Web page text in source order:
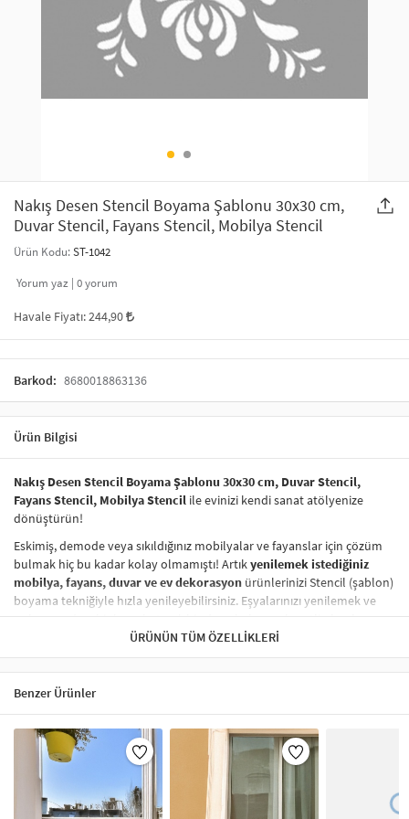
SAÇ AKSESUARLARI
GELİN / DÜĞÜN AKSESUARLARI
ŞAL VE FULAR
ODA KOKUSU VE MUM
YILBAŞI ÜRÜNLERİ
Nakış Desen Stencil Boyama Şablonu 30x30 cm,
Duvar Stencil, Fayans Stencil, Mobilya Stencil
Ürün Kodu:ST-1042
Yorum yaz | 0yorum
Havale Fiyatı:244,90
Barkod: 8680018863136
Ürün Bilgisi
Nakış Desen Stencil Boyama Şablonu 30x30 cm, Duvar Stencil,
Fayans Stencil, Mobilya Stencil ile evinizi kendi sanat atölyenize
dönüştürün!
Eskimiş, demode veya sıkıldığınız mobilyalar ve fayanslar için çözüm
bulmak hiç bu kadar kolay olmamıştı! Artıkyenilemek istediğiniz
mobilya, fayans, duvar ve ev dekorasyon ürünlerinizi Stencil (şablon)
boyama tekniğiyle hızla yenileyebilirsiniz. Eşyalarınızı yenilemek ve
onlaramodern bir hava katmakhiç de pahalı ve zahmetli olmak
zorunda değil! Stencil şablonları, dilediğiniz her yüzeye pratik bir
şekildedesen uygulamanızısağlar ve mobilyalarınızın, duvarlarınızın,
kumaşlarınızın görünümünü anında değiştirebilir.
Çocuğunuzun dolabına, mutfak fayanslarına,
kumaşlara bile bant yardımıyla sabitleyip, istediğiniz renklerle
boyama yapabilirsiniz. Evinizi,
kişisel zevkinizle özelleştirebilir
boyama seti ile yaratıcı projeler gerçekleştirebilirsiniz.El işi ve ev
dekorasyonu
sevenler için stencil, kolayca uygulanabilecek eğlenceli
ve etkili bir aktivitedir.
ÜRÜNÜN TÜM ÖZELLIKLERI
Benzer Ürünler